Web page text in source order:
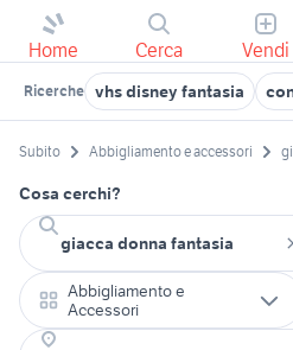
Home Cerca Vendi
Ricerche vhs disney fantasia
Subito Abbigliamento e accessori
Cosa cerchi?
Abbigliamento e
Accessori